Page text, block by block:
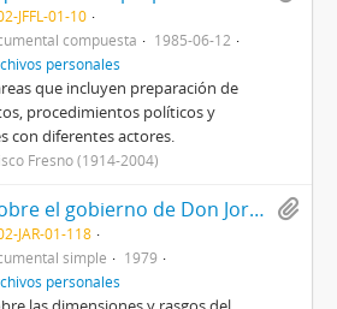
JFFL-01-10
compuesta
1985-06-12
personales
que incluyen preparación de
procedimientos políticos y
con diferentes actores.
Fresno (1914-2004)
Notas sobre el gobierno de Don Jorge Alessandri Rodríguez
JAR-01-118
simple
1979
personales